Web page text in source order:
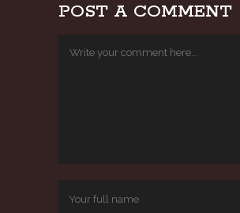
POST A COMMENT